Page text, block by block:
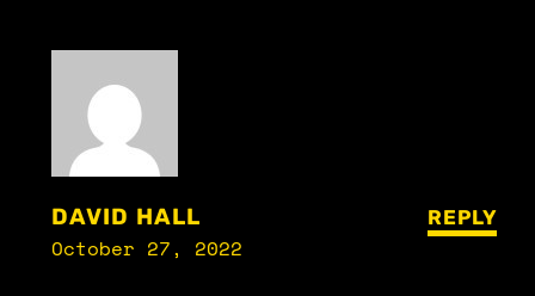
DAVID HALL
October 27, 2022
REPLY